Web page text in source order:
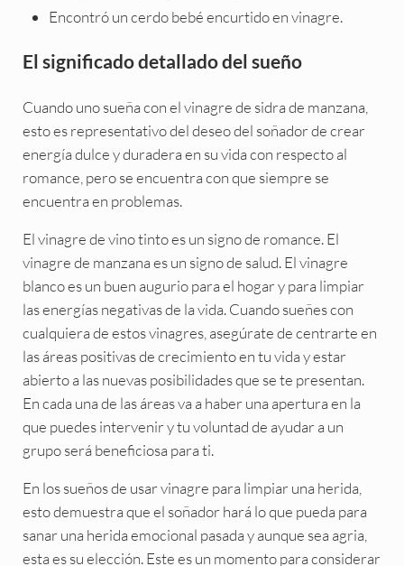
Encontró un cerdo bebé encurtido en vinagre.
El significado detallado del sueño
Cuando uno sueña con el vinagre de sidra de manzana,
esto es representativo del deseo del soñador de crear
energía dulce y duradera en su vida con respecto al
romance, pero se encuentra con que siempre se
encuentra en problemas.
El vinagre de vino tinto es un signo de romance. El
vinagre de manzana es un signo de salud. El vinagre
blanco es un buen augurio para el hogar y para limpiar
las energías negativas de la vida. Cuando sueñes con
cualquiera de estos vinagres, asegúrate de centrarte en
las áreas positivas de crecimiento en tu vida y estar
abierto a las nuevas posibilidades que se te presentan.
En cada una de las áreas va a haber una apertura en la
que puedes intervenir y tu voluntad de ayudar a un
grupo será beneficiosa para ti.
En los sueños de usar vinagre para limpiar una herida,
esto demuestra que el soñador hará lo que pueda para
sanar una herida emocional pasada y aunque sea agria,
esta es su elección. Este es un momento para considerar